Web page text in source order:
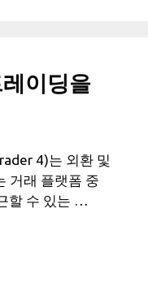
이딩을
4)는 외환 및
거래 플랫폼 중
할 수 있는 …